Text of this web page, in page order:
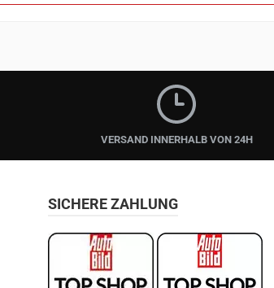
VERSAND INNERHALB VON 24H
SICHERE ZAHLUNG